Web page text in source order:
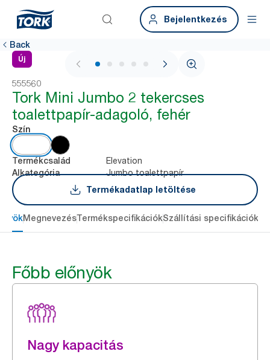
Bejelentkezés
Back
Új
1 / 5
555560
Tork Mini Jumbo 2 tekercses
toalettpapír-adagoló, fehér
Szín
Termékcsalád Elevation
Alkategória
Jumbo toalettpapír
Termékadatlap letöltése
MegnevezésTermékspecifikációkSzállítási specifikációk
Főbb előnyök
Nagy kapacitás